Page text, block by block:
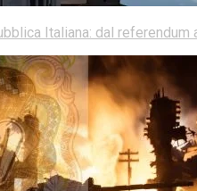
Italiana: dal referendum